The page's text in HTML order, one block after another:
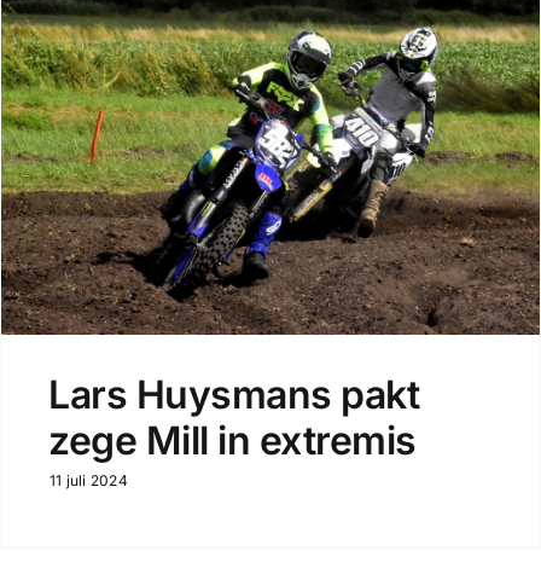
Lars Huysmans pakt
zege Mill in extremis
11 juli 2024